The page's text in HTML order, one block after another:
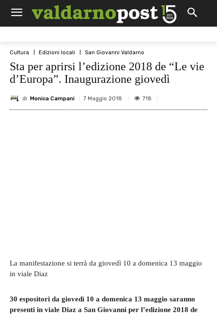
Cultura Edizioni locali San Giovanni Valdarno
Sta per aprirsi l’edizione 2018 de “Le vie
d’Europa”. Inaugurazione giovedì
di Monica Campani 7 Maggio 2018 718
La manifestazione si terrà da giovedì 10 a domenica 13 maggio
in viale Diaz
30 espositori da giovedì 10 a domenica 13 maggio saranno
presenti in viale Diaz a San Giovanni per l’edizione 2018 de